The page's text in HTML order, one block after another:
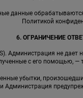
данные
Политикой
6. ОГРАНИЧЕНИЕ
Администрация не
с его помощью,
убытки,
Администрация